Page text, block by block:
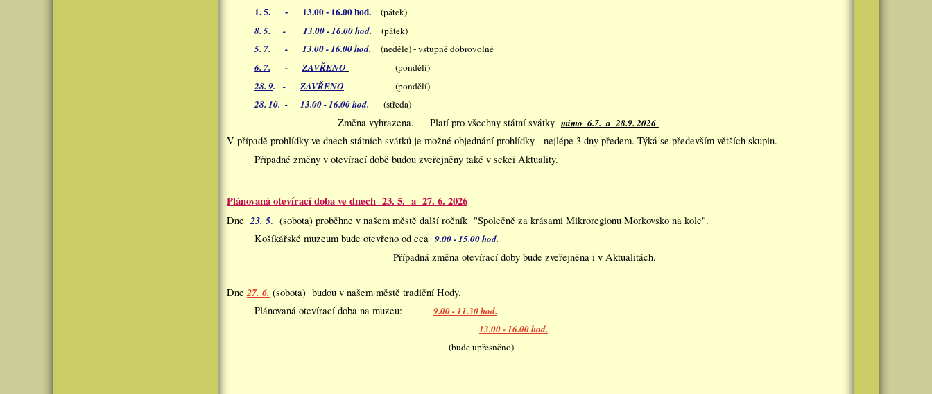
1. 5. - 13.00 - 16.00 hod.(pátek)
8. 5. - 13.00 - 16.00 hod. (pátek)
5. 7. - 13.00 - 16.00 hod.
(neděle) - vstupné dobrovolné
6. 7. - ZAVŘENO
(pondělí)
28. 9. - ZAVŘENO(pondělí)
28. 10. - 13.00 - 16.00 hod. (středa)
Změna vyhrazena. Platí pro všechny státní svátky mimo 6.7. a 28.9. 2026
V případě prohlídky ve dnech státních svátků je možné objednání prohlídky - nejlépe 3 dny předem. Týká se především větších skupin.
Případné změny v otevírací době budou zveřejněny také v sekci Aktuality.
Plánovaná otevírací doba ve dnech 23. 5. a 27. 6. 2026
Dne 23. 5. (sobota) proběhne v našem městě další ročník "Společně za krásami Mikroregionu Morkovsko na kole".
Košíkářské muzeum bude otevřeno od cca 9.00 - 15.00 hod.
Případná změna otevírací doby bude zveřejněna i v Aktualitách.
Dne27. 6. (sobota) budou v našem městě tradiční Hody.
Plánovaná otevírací doba na muzeu: 9.00 - 11.30 hod.
13.00 - 16.00 hod.
(bude upřesněno)